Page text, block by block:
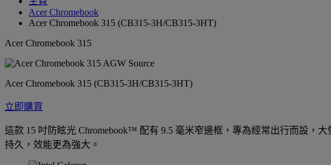
Acer Chromebook
Acer Chromebook 315 (CB315-3H/CB315-3HT)
Acer Chromebook 315
Acer Chromebook 315 (CB315-3H/CB315-3HT)
立即購買
這款 15 吋防眩光 Chromebook™ 配有 9.5 毫米窄邊框，專為經常出行而設，
持久，效能更為強大。